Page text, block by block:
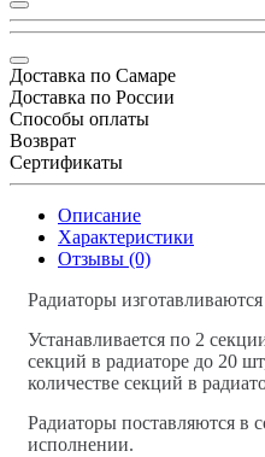
Доставка по Самаре
Доставка по России
Способы оплаты
Возврат
Сертификаты
Описание
Характеристики
Отзывы (0)
Радиаторы
Устанавливается по 2
секций в радиаторе до 20
количестве секций в
Радиаторы поставляются в
исполнении.